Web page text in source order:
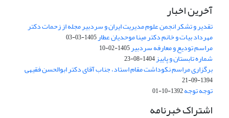
آخرین اخبار
تقدیر و تشکر انجمن علوم مدیریت ایران و سردبیر مجله از زحمات دکتر
مهرداد بیات و خانم دکتر مینا موحدیان عطار1405-03-03
مراسم تودیع و معارفه سردبیر1405-02-10
شماره تابستان و پاییز1404-08-23
برگزاری مراسم نکوداشت مقام استاد، جناب آقای دکتر ابوالحسن فقیهی
1394-09-21
توجه توجه1392-10-01
اشتراک خبرنامه